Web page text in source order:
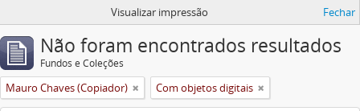
Visualizar impressão Fechar
Não foram encontrados resultados
Fundos e Coleções
Mauro Chaves (Copiador) Com objetos digitais